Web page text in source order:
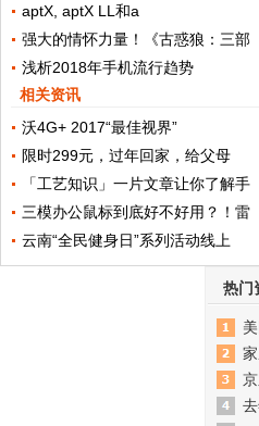
aptX, aptX LL和a
强大的情怀力量！《古惑狼：三部
浅析2018年手机流行趋势
相关资讯
沃4G+ 2017“最佳视界”
限时299元，过年回家，给父母
「工艺知识」一片文章让你了解手
三模办公鼠标到底好不好用？！雷
云南“全民健身日”系列活动线上
热门